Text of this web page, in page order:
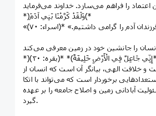
*﴿وَلَقَدْ كَرَّمْنَا بَنِي آدَمَ﴾*
*﴿إِنِّي جَاعِلٌ فِي الْأَرْضِ خَلِيفَةً﴾* *(بقره: ۳۰)*
و خلافت الهی، بیانگر آن است که انسان از
برخوردار است که می‌تواند با اتکا
آبادانی زمین و اصلاح جامعه را بر عهده
گیرد.